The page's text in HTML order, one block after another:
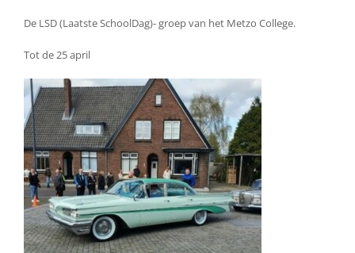
De LSD (Laatste SchoolDag)- groep van het Metzo College.
Tot de 25 april